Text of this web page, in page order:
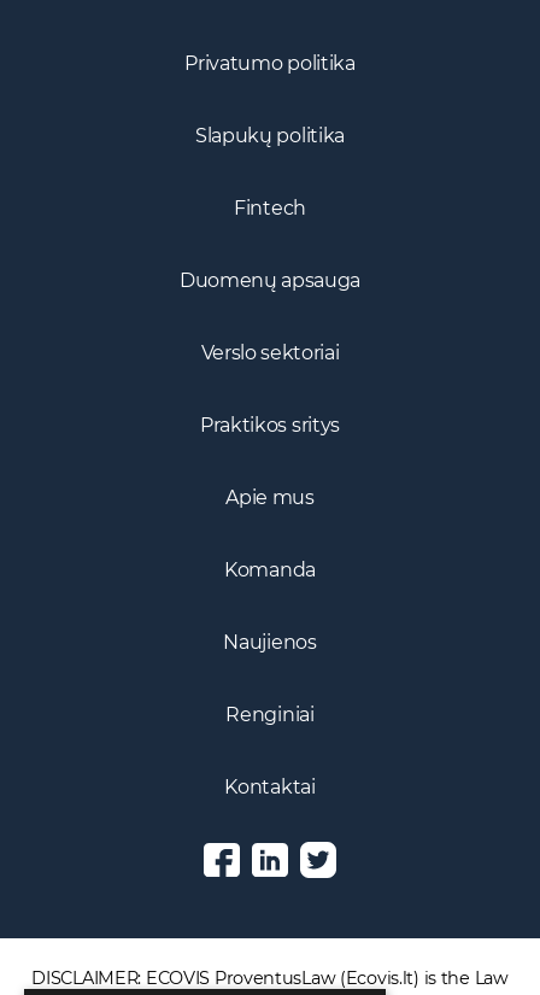
Privatumo politika
Slapukų politika
Fintech
Duomenų apsauga
Verslo sektoriai
Praktikos sritys
Apie mus
Komanda
Naujienos
Renginiai
Kontaktai
DISCLAIMER: ECOVIS ProventusLaw (Ecovis.lt) is the Law